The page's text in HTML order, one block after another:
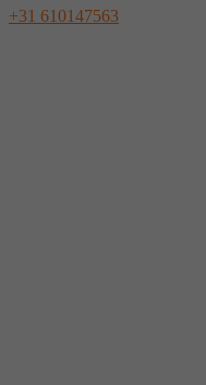
+31 610147563